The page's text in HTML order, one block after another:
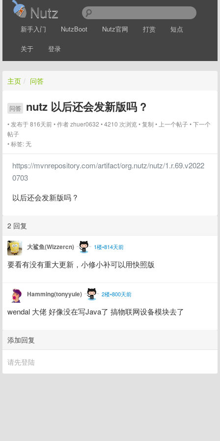
Nutz
新手入门 NutzBoot Nutz官网 打赏 短点
关于 登录
主页 / 问答
问答 nutz 以后还会发新版吗 ?
发布于 816天前 作者zhuer0632 4210 次浏览 复制 上一个帖子 下一个
帖子
标签:无
https://mvnrepository.com/artifact/org.nutz/nutz/1.r.69.v2022
0703
以后还会发新版吗 ?
2 回复
大鲨鱼(Wizzercn) 1楼•814天前
要看有没有重大更新，小修小补可以用快照版
Hamming(tonyyule) 2楼•800天前
wendal 大佬 好像没在写Java了 搞物联网设备模块去了
添加回复
请先登陆